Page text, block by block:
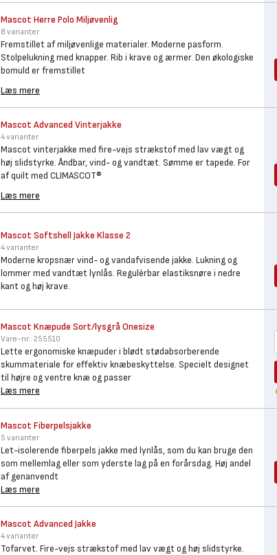
Mascot Herre Polo Miljøvenlig
8 varianter
Fremstillet af miljøvenlige materialer. Moderne pasform.
Stolpelukning med knapper. Rib i krave og ærmer. Den økologiske
bomuld er fremstillet
Læs mere
Mascot Advanced Vinterjakke
4 varianter
Mascot vinterjakke med fire-vejs strækstof med lav vægt og
høj slidstyrke. Åndbar, vind- og vandtæt. Sømme er tapede. For
af quilt med CLIMASCOT®
Læs mere
Mascot Softshell Jakke Klasse 2
4 varianter
Moderne kropsnær vind- og vandafvisende jakke. Lukning og
lommer med vandtæt lynlås. Regulérbar elastiksnøre i nedre
kant og høj krave.
Mascot Knæpude Sort/lysgrå Onesize
Vare-nr.: 255510
Lette ergonomiske knæpuder i blødt stødabsorberende
skummateriale for effektiv knæbeskyttelse. Specielt designet
til højre og ventre knæ og passer
Læs mere
Mascot Fiberpelsjakke
5 varianter
Let-isolerende fiberpels jakke med lynlås, som du kan bruge den
som mellemlag eller som yderste lag på en forårsdag. Høj andel
af genanvendt
Læs mere
Mascot Advanced Jakke
4 varianter
Tofarvet. Fire-vejs strækstof med lav vægt og høj slidstyrke.